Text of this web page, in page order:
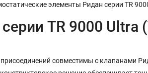
элементы Ридан серии TR
TR 9000 Ultra
совместимы с клапанами